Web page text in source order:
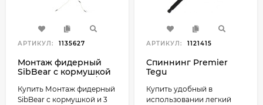
АРТИКУЛ: 1135627
Монтаж фидерный
SibBear с кормушкой
Купить Монтаж фидерный
SibBear с кормушкой и 3
АРТИКУЛ: 1121415
Спиннинг Premier
Tegu
Купить удобный в
использовании легкий